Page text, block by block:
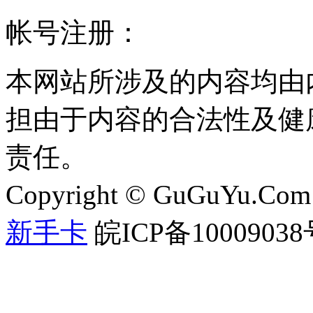
帐号注册：
本网站所涉及的内容均
担由于内容的合法性及
责任。
Copyright ©
新手卡 皖ICP备10009038